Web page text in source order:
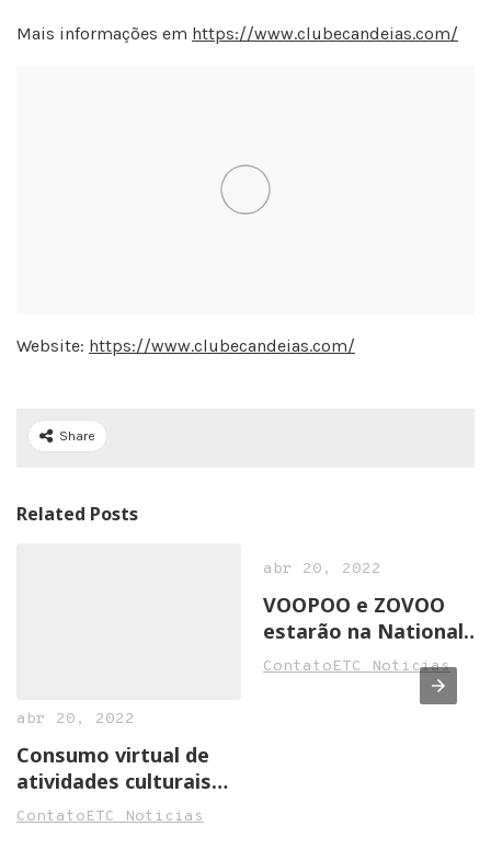
Mais informações em https://www.clubecandeias.com/
Website: https://www.clubecandeias.com/
Share
Related Posts
abr 20, 2022
Consumo virtual de
atividades culturais
cresce na pandemia
ContatoETC Noticias
abr 20, 2022
VOOPOO e ZOVOO
estarão na National
Convenience Show
2022 em Birmingham
ContatoETC Noticias